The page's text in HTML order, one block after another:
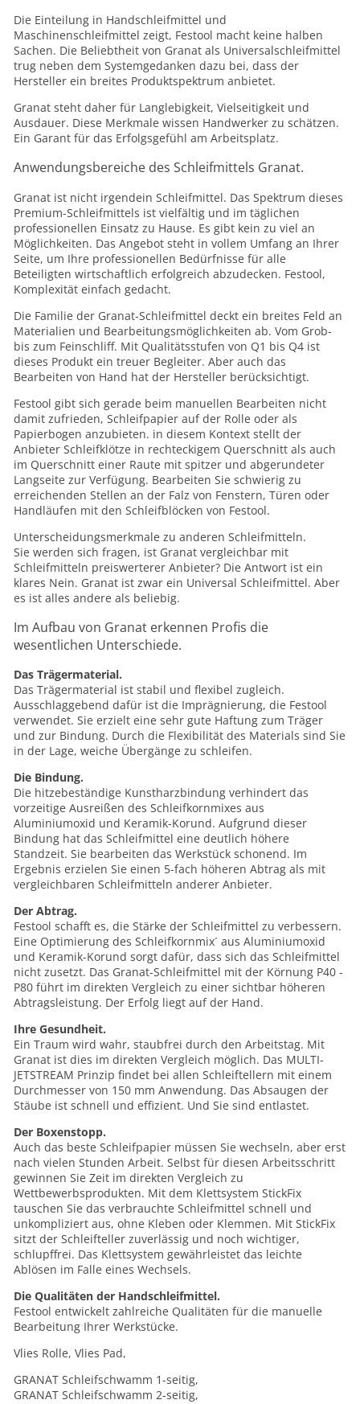
Die Einteilung in Handschleifmittel und
Maschinenschleifmittel zeigt, Festool macht keine halben
Sachen. Die Beliebtheit von Granat als Universalschleifmittel
trug neben dem Systemgedanken dazu bei, dass der
Hersteller ein breites Produktspektrum anbietet.
Granat steht daher für Langlebigkeit, Vielseitigkeit und
Ausdauer. Diese Merkmale wissen Handwerker zu schätzen.
Ein Garant für das Erfolgsgefühl am Arbeitsplatz.
Anwendungsbereiche des Schleifmittels Granat.
Granat ist nicht irgendein Schleifmittel. Das Spektrum dieses
Premium-Schleifmittels ist vielfältig und im täglichen
professionellen Einsatz zu Hause. Es gibt kein zu viel an
Möglichkeiten. Das Angebot steht in vollem Umfang an Ihrer
Seite, um Ihre professionellen Bedürfnisse für alle
Beteiligten wirtschaftlich erfolgreich abzudecken. Festool,
Komplexität einfach gedacht.
Die Familie der Granat-Schleifmittel deckt ein breites Feld an
Materialien und Bearbeitungsmöglichkeiten ab. Vom Grob-
bis zum Feinschliff. Mit Qualitätsstufen von Q1 bis Q4 ist
dieses Produkt ein treuer Begleiter. Aber auch das
Bearbeiten von Hand hat der Hersteller berücksichtigt.
Festool gibt sich gerade beim manuellen Bearbeiten nicht
damit zufrieden, Schleifpapier auf der Rolle oder als
Papierbogen anzubieten. in diesem Kontext stellt der
Anbieter Schleifklötze in rechteckigem Querschnitt als auch
im Querschnitt einer Raute mit spitzer und abgerundeter
Langseite zur Verfügung. Bearbeiten Sie schwierig zu
erreichenden Stellen an der Falz von Fenstern, Türen oder
Handläufen mit den Schleifblöcken von Festool.
Unterscheidungsmerkmale zu anderen Schleifmitteln.
Sie werden sich fragen, ist Granat vergleichbar mit
Schleifmitteln preiswerterer Anbieter? Die Antwort ist ein
klares Nein. Granat ist zwar ein Universal Schleifmittel. Aber
es ist alles andere als beliebig.
Im Aufbau von Granat erkennen Profis die
wesentlichen Unterschiede.
Das Trägermaterial.
Das Trägermaterial ist stabil und flexibel zugleich.
Ausschlaggebend dafür ist die Imprägnierung, die Festool
verwendet. Sie erzielt eine sehr gute Haftung zum Träger
und zur Bindung. Durch die Flexibilität des Materials sind Sie
in der Lage, weiche Übergänge zu schleifen.
Die Bindung.
Die hitzebeständige Kunstharzbindung verhindert das
vorzeitige Ausreißen des Schleifkornmixes aus
Aluminiumoxid und Keramik-Korund. Aufgrund dieser
Bindung hat das Schleifmittel eine deutlich höhere
Standzeit. Sie bearbeiten das Werkstück schonend. Im
Ergebnis erzielen Sie einen 5-fach höheren Abtrag als mit
vergleichbaren Schleifmitteln anderer Anbieter.
Der Abtrag.
Festool schafft es, die Stärke der Schleifmittel zu verbessern.
Eine Optimierung des Schleifkornmix´ aus Aluminiumoxid
und Keramik-Korund sorgt dafür, dass sich das Schleifmittel
nicht zusetzt. Das Granat-Schleifmittel mit der Körnung P40 -
P80 führt im direkten Vergleich zu einer sichtbar höheren
Abtragsleistung. Der Erfolg liegt auf der Hand.
Ihre Gesundheit.
Ein Traum wird wahr, staubfrei durch den Arbeitstag. Mit
Granat ist dies im direkten Vergleich möglich. Das MULTI-
JETSTREAM Prinzip findet bei allen Schleiftellern mit einem
Durchmesser von 150 mm Anwendung. Das Absaugen der
Stäube ist schnell und effizient. Und Sie sind entlastet.
Der Boxenstopp.
Auch das beste Schleifpapier müssen Sie wechseln, aber erst
nach vielen Stunden Arbeit. Selbst für diesen Arbeitsschritt
gewinnen Sie Zeit im direkten Vergleich zu
Wettbewerbsprodukten. Mit dem Klettsystem StickFix
tauschen Sie das verbrauchte Schleifmittel schnell und
unkompliziert aus, ohne Kleben oder Klemmen. Mit StickFix
sitzt der Schleifteller zuverlässig und noch wichtiger,
schlupffrei. Das Klettsystem gewährleistet das leichte
Ablösen im Falle eines Wechsels.
Die Qualitäten der Handschleifmittel.
Festool entwickelt zahlreiche Qualitäten für die manuelle
Bearbeitung Ihrer Werkstücke.
Vlies Rolle, Vlies Pad,
GRANAT Schleifschwamm 1-seitig,
GRANAT Schleifschwamm 2-seitig,